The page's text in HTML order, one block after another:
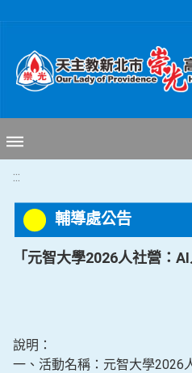
:::
輔導處公告
「元智大學2026人社營：
說明：
一、活動名稱：元智大學2026